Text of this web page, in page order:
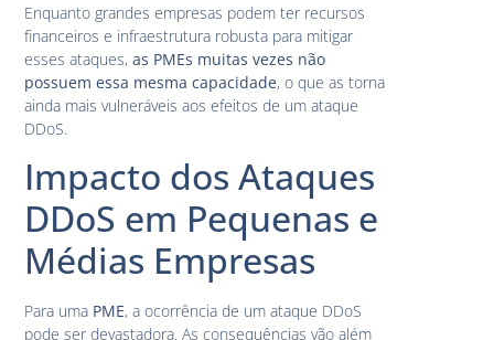
Enquanto grandes empresas podem ter recursos
financeiros e infraestrutura robusta para mitigar
esses ataques,as PMEs muitas vezes não
possuem essa mesma capacidade, o que as torna
ainda mais vulneráveis aos efeitos de um ataque
DDoS.
Impacto dos Ataques
DDoS em Pequenas e
Médias Empresas
Para uma PME, a ocorrência de um ataque DDoS
pode ser devastadora. As consequências vão além